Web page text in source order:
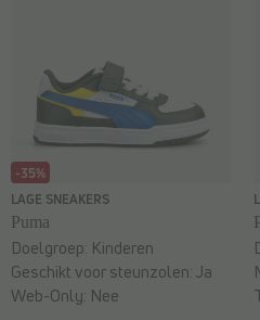
-35%
LAGE SNEAKERS
Puma
Doelgroep: Kinderen
Geschikt voor steunzolen:Ja
Web-Only: Nee